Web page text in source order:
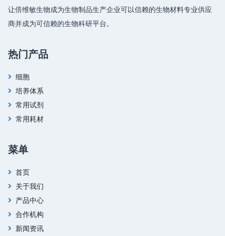
让倍维敏生物成为生物制品生产企业可以信赖的生物材料专业供应
商并成为可信赖的生物科研平台。
热门产品
细胞
培养体系
常用试剂
常用耗材
菜单
首页
关于我们
产品中心
合作机构
新闻资讯